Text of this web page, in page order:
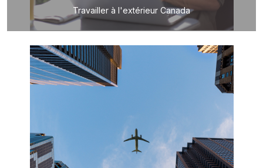
Travailler à l'extérieur Canada